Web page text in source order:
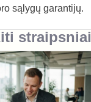
sąlygų garantijų.
straipsniai